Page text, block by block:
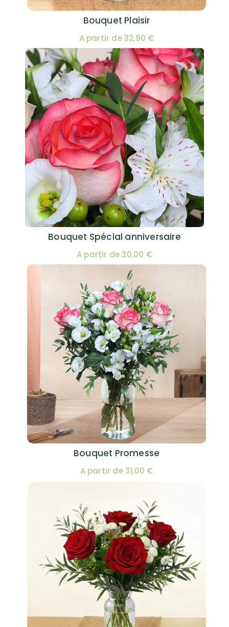
Bouquet Plaisir
A partir de 32,90 €
Bouquet Spécial anniversaire
A partir de 30,00 €
Bouquet Promesse
A partir de 31,00 €